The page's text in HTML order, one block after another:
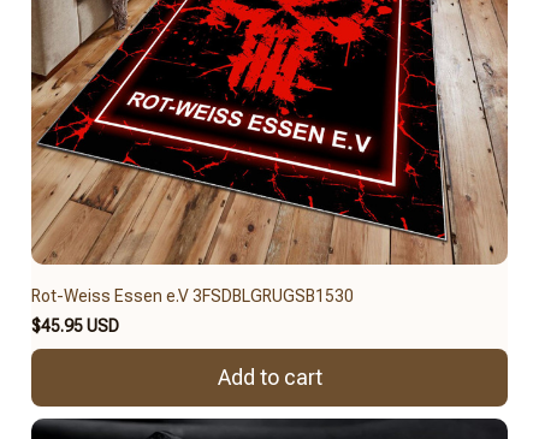
Rot-Weiss Essen e.V 3FSDBLGRUGSB1530
$45.95 USD
Add to cart